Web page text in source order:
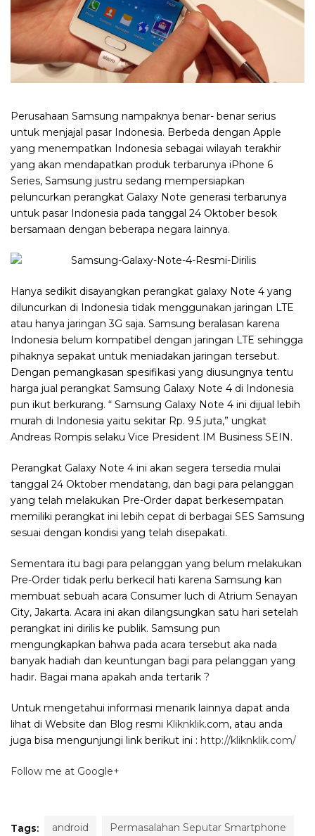
Perusahaan Samsung nampaknya benar- benar serius
untuk menjajal pasar Indonesia. Berbeda dengan Apple
yang menempatkan Indonesia sebagai wilayah terakhir
yang akan mendapatkan produk terbarunya iPhone 6
Series, Samsung justru sedang mempersiapkan
peluncurkan perangkat Galaxy Note generasi terbarunya
untuk pasar Indonesia pada tanggal 24 Oktober besok
bersamaan dengan beberapa negara lainnya.
Hanya sedikit disayangkan perangkat galaxy Note 4 yang
diluncurkan di Indonesia tidak menggunakan jaringan LTE
atau hanya jaringan 3G saja. Samsung beralasan karena
Indonesia belum kompatibel dengan jaringan LTE sehingga
pihaknya sepakat untuk meniadakan jaringan tersebut.
Dengan pemangkasan spesifikasi yang diusungnya tentu
harga jual perangkat Samsung Galaxy Note 4 di Indonesia
pun ikut berkurang. “ Samsung Galaxy Note 4 ini dijual lebih
murah di Indonesia yaitu sekitar Rp. 9.5 juta,” ungkat
Andreas Rompis selaku Vice President IM Business SEIN.
Perangkat Galaxy Note 4 ini akan segera tersedia mulai
tanggal 24 Oktober mendatang, dan bagi para pelanggan
yang telah melakukan Pre-Order dapat berkesempatan
memiliki perangkat ini lebih cepat di berbagai SES Samsung
sesuai dengan kondisi yang telah disepakati.
Sementara itu bagi para pelanggan yang belum melakukan
Pre-Order tidak perlu berkecil hati karena Samsung kan
membuat sebuah acara Consumer luch di Atrium Senayan
City, Jakarta. Acara ini akan dilangsungkan satu hari setelah
perangkat ini dirilis ke publik. Samsung pun
mengungkapkan bahwa pada acara tersebut aka nada
banyak hadiah dan keuntungan bagi para pelanggan yang
hadir. Bagai mana apakah anda tertarik ?
Untuk mengetahui informasi menarik lainnya dapat anda
lihat di Website dan Blog resmi Kliknklik.com, atau anda
juga bisa mengunjungi link berikut ini : http://kliknklik.com/
Follow me at Google+
Tags: android Permasalahan Seputar Smartphone